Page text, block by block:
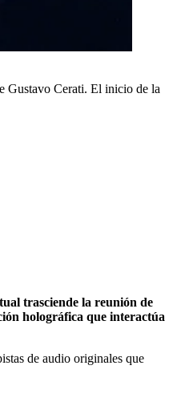
Gustavo Cerati. El inicio de la
trasciende la reunión de
holográfica que interactúa
de audio originales que